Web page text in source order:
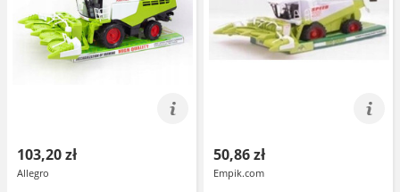
103,20 zł
Allegro
50,86 zł
Empik.com